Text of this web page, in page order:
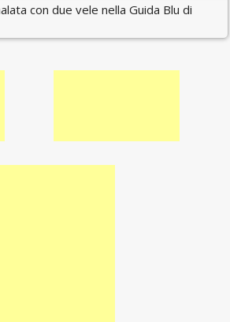
con due vele nella Guida Blu di